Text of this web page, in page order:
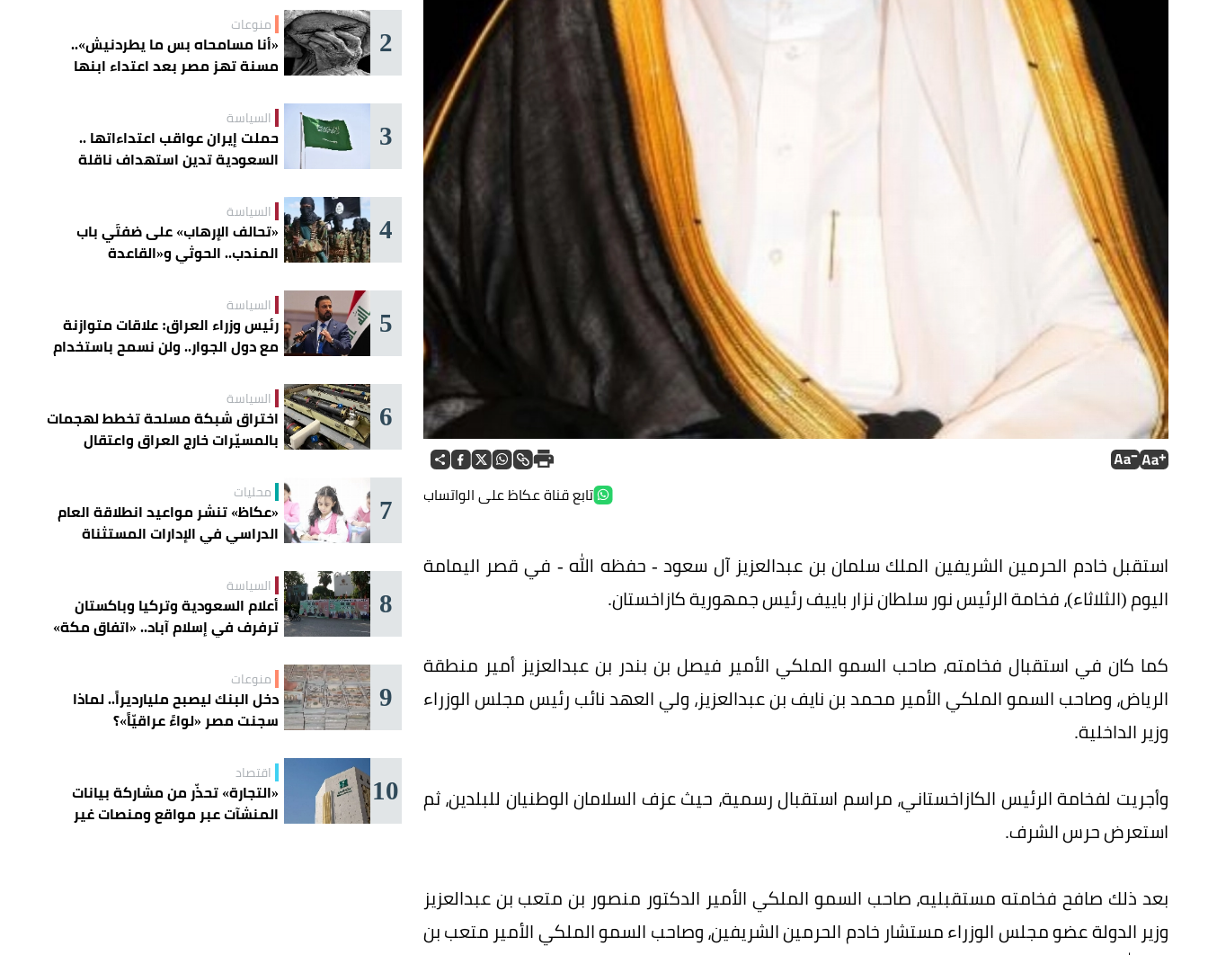
تابع قناة عكاظ على الواتساب
استقبل خادم الحرمين الشريفين الملك سلمان بن عبدالعزيز آل سعود - حفظه الله - في قصر اليمامة
اليوم (الثلاثاء)، فخامة الرئيس نور سلطان نزار باييف رئيس جمهورية كازاخستان.
كما كان في استقبال فخامته، صاحب السمو الملكي الأمير فيصل بن بندر بن عبدالعزيز أمير منطقة
الرياض، وصاحب السمو الملكي الأمير محمد بن نايف بن عبدالعزيز، ولي العهد نائب رئيس مجلس الوزراء
وزير الداخلية.
وأجريت لفخامة الرئيس الكازاخستاني، مراسم استقبال رسمية، حيث عزف السلامان الوطنيان للبلدين، ثم
استعرض حرس الشرف.
بعد ذلك صافح فخامته مستقبليه، صاحب السمو الملكي الأمير الدكتور منصور بن متعب بن عبدالعزيز
وزير الدولة عضو مجلس الوزراء مستشار خادم الحرمين الشريفين، وصاحب السمو الملكي الأمير متعب بن
2 منوعات
«أنا مسامحاه بس ما يطردنيش»..
مسنة تهز مصر بعد اعتداء ابنها
3 السياسة
حملت إيران عواقب اعتداءاتها ..
السعودية تدين استهداف ناقلة
4 السياسة
«تحالف الإرهاب» على ضفتَي باب
المندب.. الحوثي و«القاعدة
5 السياسة
رئيس وزراء العراق: علاقات متوازنة
مع دول الجوار.. ولن نسمح باستخدام
6 السياسة
اختراق شبكة مسلحة تخطط لهجمات
بالمسيّرات خارج العراق واعتقال
7 محليات
«عكاظ» تنشر مواعيد انطلاقة العام
الدراسي في الإدارات المستثناة
8 السياسة
أعلام السعودية وتركيا وباكستان
ترفرف في إسلام آباد.. «اتفاق مكة»
9 منوعات
دخل البنك ليصبح مليارديراً.. لماذا
سجنت مصر «لواءً عراقيّاً»؟
10 اقتصاد
«التجارة» تحذّر من مشاركة بيانات
المنشآت عبر مواقع ومنصات غير